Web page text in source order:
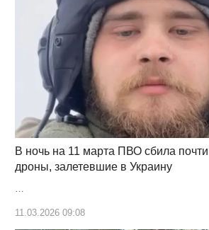
В ночь на 11 марта ПВО сбила
дроны, залетевшие в Украину
…
11.03.2026 09:08